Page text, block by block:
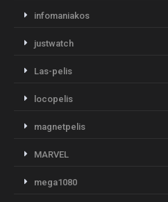
infomaniakos
justwatch
Las-pelis
locopelis
magnetpelis
MARVEL
mega1080